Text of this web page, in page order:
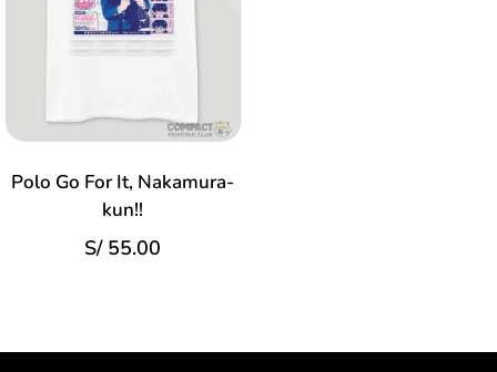
Polo Go For It, Nakamura-
kun!!
S/55.00